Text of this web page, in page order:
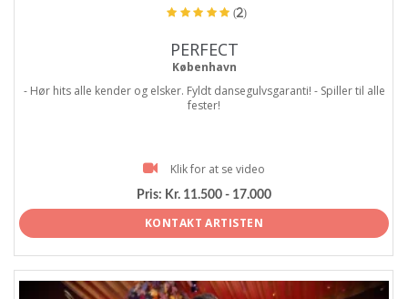
(2)
PERFECT
København
- Hør hits alle kender og elsker. Fyldt dansegulvsgaranti! - Spiller til alle
fester!
Klik for at se video
Pris: Kr. 11.500 - 17.000
KONTAKT ARTISTEN